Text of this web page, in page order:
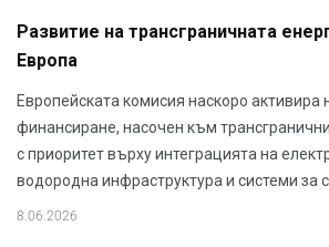
Развитие на трансграничната
Европа
Европейската комисия наскоро
финансиране, насочен към
с приоритет върху интеграцията на
водородна инфраструктура и системи за
8.06.2026